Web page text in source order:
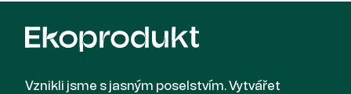
Vznikli jsme s jasným poselstvím. Vytvářet